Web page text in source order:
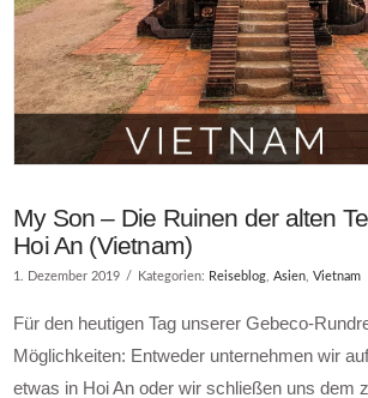
My Son – Die Ruinen der alten
Hoi An (Vietnam)
1. Dezember 2019 Kategorien: Reiseblog ,Asien ,Vietnam
Für den heutigen Tag unserer Gebeco-
Möglichkeiten: Entweder unternehmen wir
etwas in Hoi An oder wir schließen uns dem